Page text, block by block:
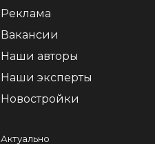
Реклама
Вакансии
Наши авторы
Наши эксперты
Новостройки
Актуально